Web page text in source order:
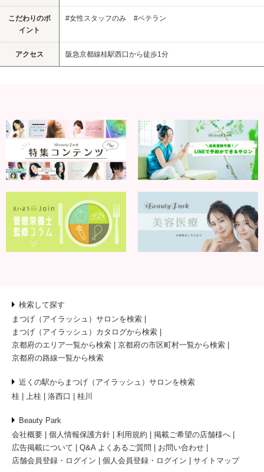
こだわりのポ
イント
#女性スタッフのみ #ベテラン
アクセス 阪急京都線桂駅西口から徒歩1分
検索して探す
まつげ（アイラッシュ）サロンを検索
まつげ（アイラッシュ）カタログから検索
京都府のエリア一覧から検索
京都府の市区町村一覧から検索
京都府の路線一覧から検索
近くの駅からまつげ（アイラッシュ）サロンを検索
桂
上桂 洛西口 桂川
Beauty Park
会社概要
個人情報保護方針 利用規約
掲載ご希望の店舗様へ
広告掲載について
Q&A よくあるご質問
お問い合わせ
店舗会員登録・ログイン
個人会員登録・ログイン サイトマップ